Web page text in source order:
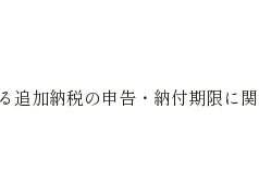
加納税の申告・納付期限に